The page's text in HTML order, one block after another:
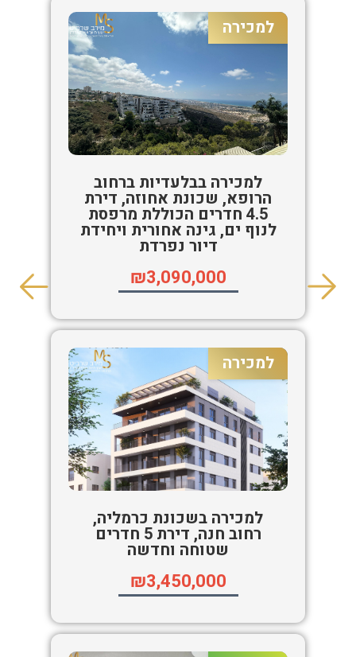
למכירה
למכירה בבלעדיות ברחוב
הרופא, שכונת אחוזה, דירת
4.5 חדרים הכוללת מרפסת
לנוף ים, גינה אחורית ויחידת
דיור נפרדת
₪3,090,000
למכירה
למכירה בשכונת כרמליה,
רחוב חנה, דירת 5 חדרים
שטוחה וחדשה
₪3,450,000